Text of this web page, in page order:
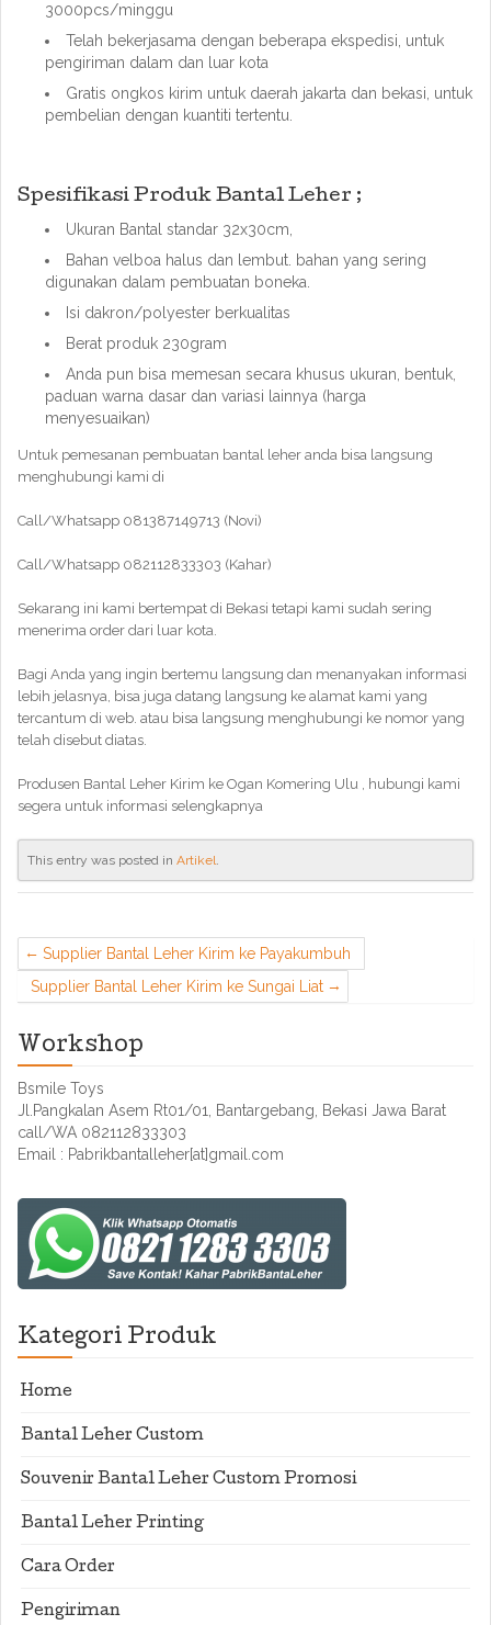
3000pcs/minggu
Telah bekerjasama dengan beberapa ekspedisi, untuk
pengiriman dalam dan luar kota
Gratis ongkos kirim untuk daerah jakarta dan bekasi, untuk
pembelian dengan kuantiti tertentu.
Spesifikasi Produk Bantal Leher ;
Ukuran Bantal standar 32x30cm,
Bahan velboa halus dan lembut. bahan yang sering
digunakan dalam pembuatan boneka.
Isi dakron/polyester berkualitas
Berat produk 230gram
Anda pun bisa memesan secara khusus ukuran, bentuk,
paduan warna dasar dan variasi lainnya (harga
menyesuaikan)
Untuk pemesanan pembuatan bantal leher anda bisa langsung
menghubungi kami di
Call/Whatsapp 081387149713 (Novi)
Call/Whatsapp 082112833303 (Kahar)
Sekarang ini kami bertempat di Bekasi tetapi kami sudah sering
menerima order dari luar kota.
Bagi Anda yang ingin bertemu langsung dan menanyakan informasi
lebih jelasnya, bisa juga datang langsung ke alamat kami yang
tercantum di web. atau bisa langsung menghubungi ke nomor yang
telah disebut diatas.
Produsen Bantal Leher Kirim ke Ogan Komering Ulu , hubungi kami
segera untuk informasi selengkapnya
This entry was posted in Artikel.
Supplier Bantal Leher Kirim ke Payakumbuh
Supplier Bantal Leher Kirim ke Sungai Liat
Workshop
Bsmile Toys
Jl.Pangkalan Asem Rt01/01, Bantargebang, Bekasi Jawa Barat
call/WA 082112833303
Email : Pabrikbantalleher[at]gmail.com
Kategori Produk
Home
Bantal Leher Custom
Souvenir Bantal Leher Custom Promosi
Bantal Leher Printing
Cara Order
Pengiriman